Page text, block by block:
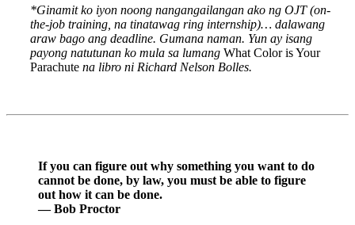
*Ginamit ko iyon noong nangangailangan ako ng OJT (on-
the-job training, na tinatawag ring internship)… dalawang
araw bago ang deadline. Gumana naman. Yun ay isang
payong natutunan ko mula sa lumang What Color is Your
Parachute na libro ni Richard Nelson Bolles.
If you can figure out why something you want to do
cannot be done, by law, you must be able to figure
out how it can be done.
— Bob Proctor